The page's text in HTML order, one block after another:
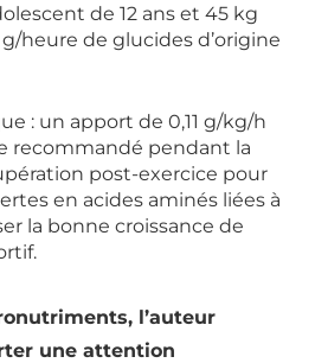
de 12 ans et 45 kg
heure de glucides d’origine
: un apport de 0,11 g/kg/h
recommandé pendant la
post-exercice pour
en acides aminés liées à
la bonne croissance de
l’auteur
une attention